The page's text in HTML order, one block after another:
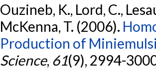
Ouzineb, K., Lord, C.,
McKenna, T. (2006).
Production of
Science, 61(9), 2994-